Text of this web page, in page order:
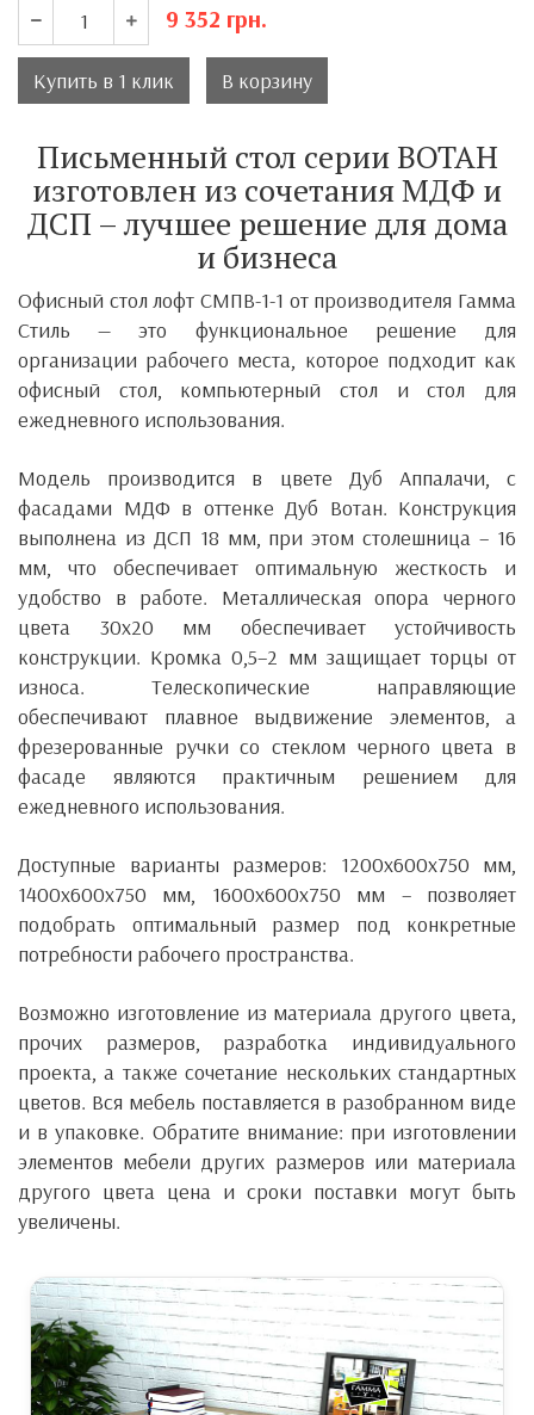
9 352 грн.
Купить в 1 клик В корзину
Письменный стол серии ВОТАН
изготовлен из сочетания МДФ и
ДСП – лучшее решение для дома
и бизнеса
Офисный стол лофт СМПВ-1-1 от производителя Гамма
Стиль — это функциональное решение для
организации рабочего места, которое подходит как
офисный стол, компьютерный стол и стол для
ежедневного использования.
Модель производится в цвете Дуб Аппалачи, с
фасадами МДФ в оттенке Дуб Вотан. Конструкция
выполнена из ДСП 18 мм, при этом столешница – 16
мм, что обеспечивает оптимальную жесткость и
удобство в работе. Металлическая опора черного
цвета 30х20 мм обеспечивает устойчивость
конструкции. Кромка 0,5–2 мм защищает торцы от
износа. Телескопические направляющие
обеспечивают плавное выдвижение элементов, а
фрезерованные ручки со стеклом черного цвета в
фасаде являются практичным решением для
ежедневного использования.
Доступные варианты размеров: 1200x600x750 мм,
1400x600x750 мм, 1600x600x750 мм – позволяет
подобрать оптимальный размер под конкретные
потребности рабочего пространства.
Возможно изготовление из материала другого цвета,
прочих размеров, разработка индивидуального
проекта, а также сочетание нескольких стандартных
цветов. Вся мебель поставляется в разобранном виде
и в упаковке. Обратите внимание: при изготовлении
элементов мебели других размеров или материала
другого цвета цена и сроки поставки могут быть
увеличены.